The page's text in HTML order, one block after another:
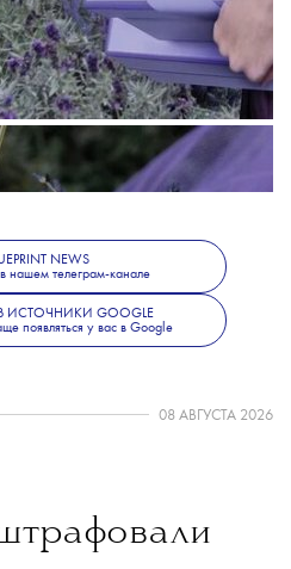
В серию вошли
нота —
Ароматы можно будет
Malone
в парфюмерном
NEWS
нашем телеграм-канале
ИСТОЧНИКИ GOOGLE
появляться у вас в Google
08 АВГУСТА 2026